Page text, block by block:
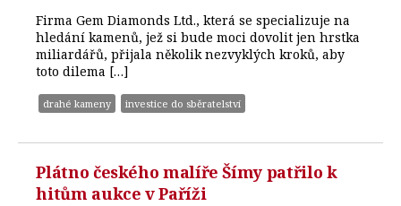
Firma Gem Diamonds Ltd., která se specializuje na
hledání kamenů, jež si bude moci dovolit jen hrstka
miliardářů, přijala několik nezvyklých kroků, aby
toto dilema […]
drahé kameny investice do sběratelství
Plátno českého malíře Šímy patřilo k
hitům aukce v Paříži